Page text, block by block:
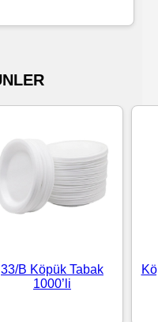
33/B Köpük Tabak
1000’li